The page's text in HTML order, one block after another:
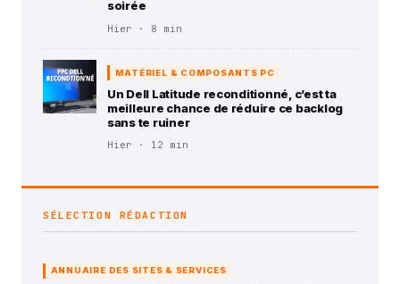
soirée
Hier · 8 min
MATÉRIEL & COMPOSANTS PC
Un Dell Latitude reconditionné, c’est ta
meilleure chance de réduire ce backlog
sans te ruiner
Hier · 12 min
SÉLECTION RÉDACTION
ANNUAIRE DES SITES & SERVICES